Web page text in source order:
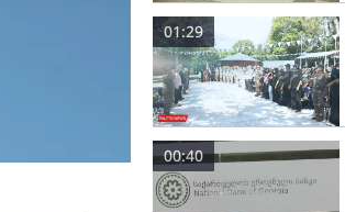
01:29
00:40